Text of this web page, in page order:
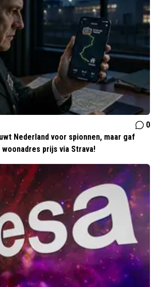
0
Nederland voor spionnen, maar gaf
prijs via Strava!